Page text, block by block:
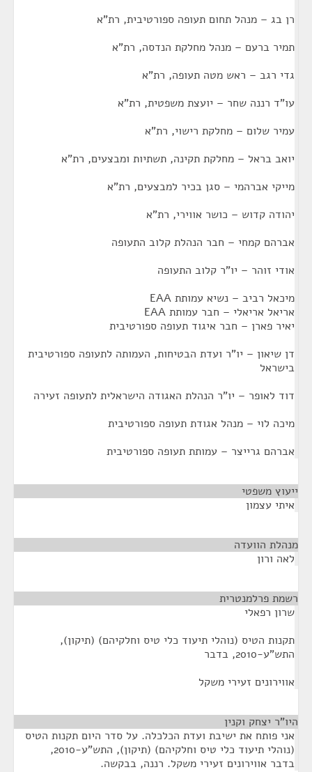
רן בג – מנהל תחום תעופה ספורטיבית, רת"א
תמיר ברעם – מנהל מחלקת הנדסה, רת"א
גדי רגב – ראש מטה תעופה, רת"א
עו"ד רננה שחר – יועצת משפטית, רת"א
עמיר שלום – מחלקת רישוי, רת"א
יואב בראל – מחלקת תקינה, תשתיות ומבצעים, רת"א
מייקי אברהמי – סגן בכיר למבצעים, רת"א
יהודה קדוש – כושר אווירי, רת"א
אברהם קמחי – חבר הנהלת קלוב התעופה
אודי זוהר – יו"ר קלוב התעופה
מיכאל רביב – נשיא עמותת EAA
אריאל אריאלי – חבר עמותת EAA
יאיר פארן – חבר איגוד תעופה ספורטיבית
דן שיאון – יו"ר ועדת הבטיחות, העמותה לתעופה ספורטיבית
בישראל
דוד לאופר – יו"ר הנהלת האגודה הישראלית לתעופה זעירה
מיכה לוי – מנהל אגודת תעופה ספורטיבית
אברהם גרייצר – עמותת תעופה ספורטיבית
ייעוץ משפטי
איתי עצמון
מנהלת הוועדה
לאה ורון
רשמת פרלמנטרית
שרון רפאלי
תקנות הטיס (נוהלי תיעוד כלי טיס וחלקיהם) (תיקון),
התש"ע-2010, בדבר
אווירונים זעירי משקל
היו"ר יצחק וקנין
אני פותח את ישיבת ועדת הכלכלה. על סדר היום תקנות הטיס
(נוהלי תיעוד כלי טיס וחלקיהם) (תיקון), התש"ע-2010,
בדבר אווירונים זעירי משקל. רננה, בבקשה.